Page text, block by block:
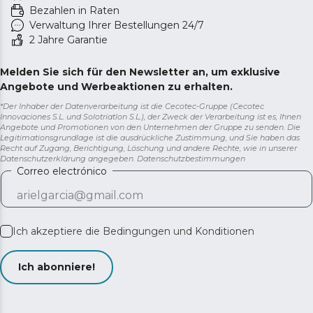
Bezahlen in Raten
Verwaltung Ihrer Bestellungen 24/7
2 Jahre Garantie
Melden Sie sich für den Newsletter an, um exklusive
Angebote und Werbeaktionen zu erhalten.
*Der Inhaber der Datenverarbeitung ist die Cecotec-Gruppe (Cecotec
Innovaciones S.L. und Solotriatlon S.L.), der Zweck der Verarbeitung ist es, Ihnen
Angebote und Promotionen von den Unternehmen der Gruppe zu senden. Die
Legitimationsgrundlage ist die ausdrückliche Zustimmung, und Sie haben das
Recht auf Zugang, Berichtigung, Löschung und andere Rechte, wie in unserer
Datenschutzerklärung angegeben. Datenschutzbestimmungen
Correo electrónico
Ich akzeptiere die Bedingungen und Konditionen
Ich abonniere!